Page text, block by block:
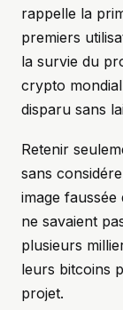
rappelle la
premiers
la survie du
crypto
disparu sans
Retenir
sans
image
ne savaient
plusieurs
leurs bitcoins
projet.